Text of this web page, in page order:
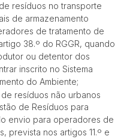
resíduos no transporte
de armazenamento
de tratamento de
38.º do RGGR, quando
ou detentor dos
inscrito no Sistema
do Ambiente;
resíduos não urbanos
de Resíduos para
envio para operadores de
prevista nos artigos 11.º e